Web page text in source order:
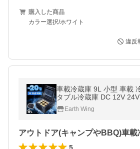
購入した商品
カラー選択/ホワイト
違反
車載冷蔵庫 9L 小型 車載
タブル冷蔵庫 DC 12V 24V
トラック 冷蔵 冷凍 家庭
ウトドア キャンプ
Earth Wing
アウトドア(キャンプやBBQ)車載
5